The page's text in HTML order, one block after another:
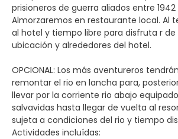
prisioneros de guerra aliados entre 1942
Almorzaremos en restaurante local. Al
al hotel y tiempo libre para disfruta r de
ubicación y alrededores del hotel.
OPCIONAL: Los más aventureros
remontar el rio en lancha para,
llevar por la corriente rio abajo
salvavidas hasta llegar de vuelta al
sujeta a condiciones del rio y tiempo
Actividades incluídas: